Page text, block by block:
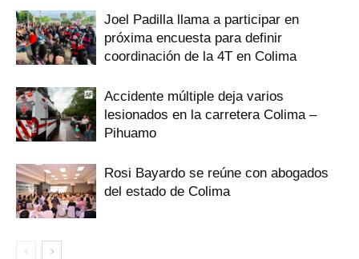
Joel Padilla llama a participar en
próxima encuesta para definir
coordinación de la 4T en Colima
Accidente múltiple deja varios
lesionados en la carretera Colima –
Pihuamo
Rosi Bayardo se reúne con abogados
del estado de Colima